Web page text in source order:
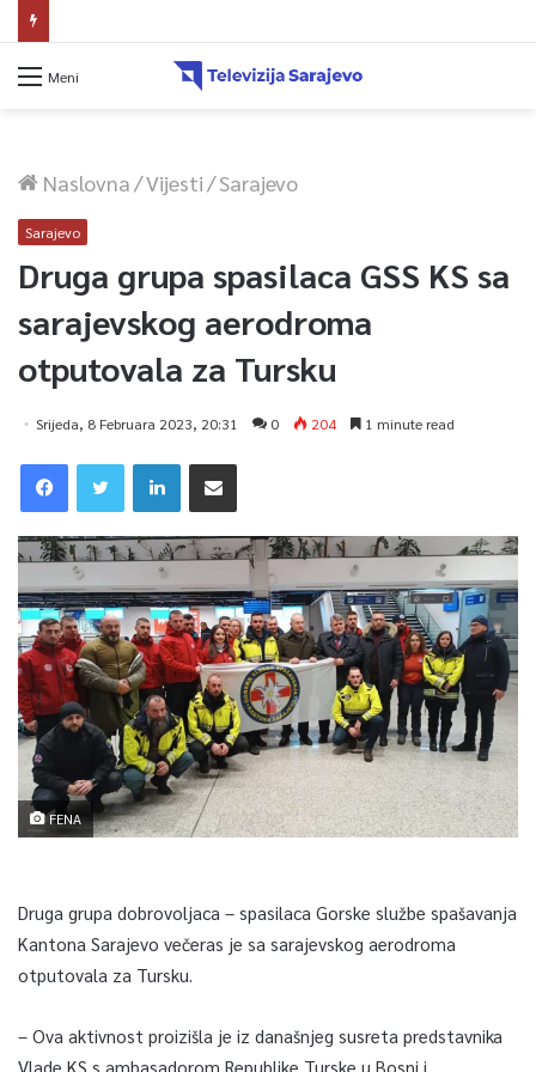
Meni
Naslovna/Vijesti/Sarajevo
Sarajevo
Druga grupa spasilaca GSS KS sa
sarajevskog aerodroma
otputovala za Tursku
Srijeda, 8 Februara 2023, 20:31 0 204 1 minute read
FENA
Druga grupa dobrovoljaca – spasilaca Gorske službe spašavanja
Kantona Sarajevo večeras je sa sarajevskog aerodroma
otputovala za Tursku.
– Ova aktivnost proizišla je iz današnjeg susreta predstavnika
Vlade KS s ambasadorom Republike Turske u Bosni i